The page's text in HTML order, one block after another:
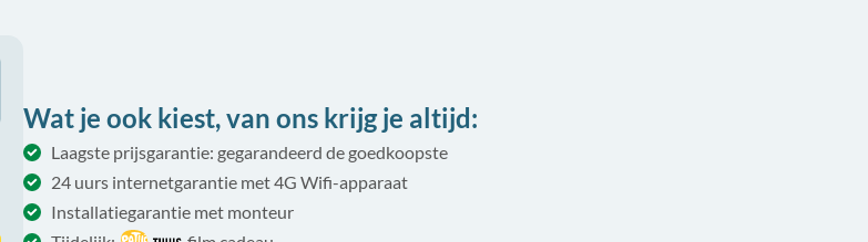
Wat je ook kiest, van ons krijg je altijd:
Laagste prijsgarantie: gegarandeerd de goedkoopste
24 uurs internetgarantie met 4G Wifi-apparaat
Installatiegarantie met monteur